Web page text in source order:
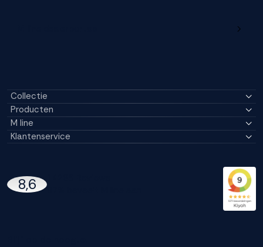
Collectie
Producten
M line
Klantenservice
8,6